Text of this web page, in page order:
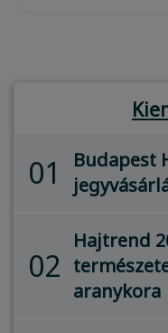
01
Budapest
02
Hajtrend
aranykora